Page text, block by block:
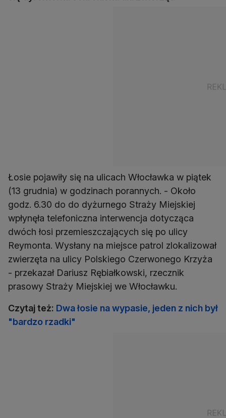
Łosie pojawiły się na ulicach Włocławka w piątek
(13 grudnia) w godzinach porannych. - Około
godz. 6.30 do do dyżurnego Straży Miejskiej
wpłynęła telefoniczna interwencja dotycząca
dwóch łosi przemieszczających się po ulicy
Reymonta. Wysłany na miejsce patrol zlokalizował
zwierzęta na ulicy Polskiego Czerwonego Krzyża
- przekazał Dariusz Rębiałkowski, rzecznik
prasowy Straży Miejskiej we Włocławku.
Czytaj też: Dwa łosie na wypasie, jeden z nich był
"bardzo rzadki"